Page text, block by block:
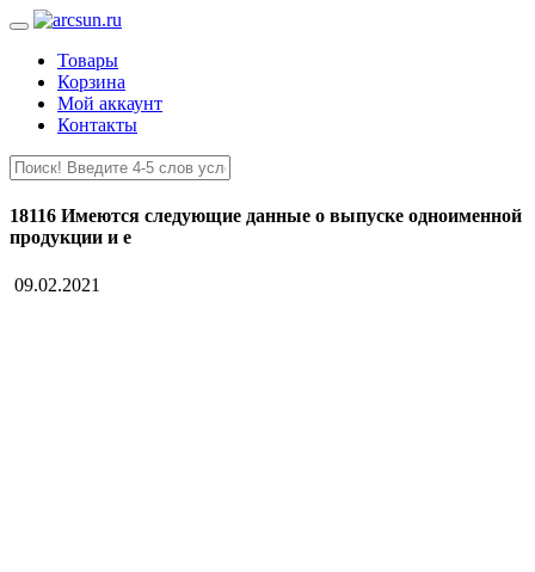
Товары
Корзина
Мой аккаунт
Контакты
18116 Имеются следующие данные о выпуске одноименной
продукции и е
09.02.2021